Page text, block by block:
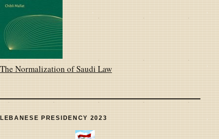
The Normalization of Saudi Law
LEBANESE PRESIDENCY 2023